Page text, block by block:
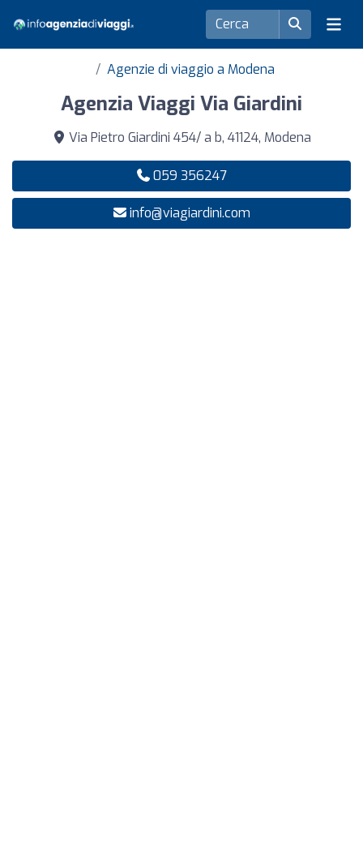
Agenzie di viaggio a Modena
Agenzia Viaggi Via Giardini
Via Pietro Giardini 454/ a b, 41124, Modena
059 356247
info@viagiardini.com